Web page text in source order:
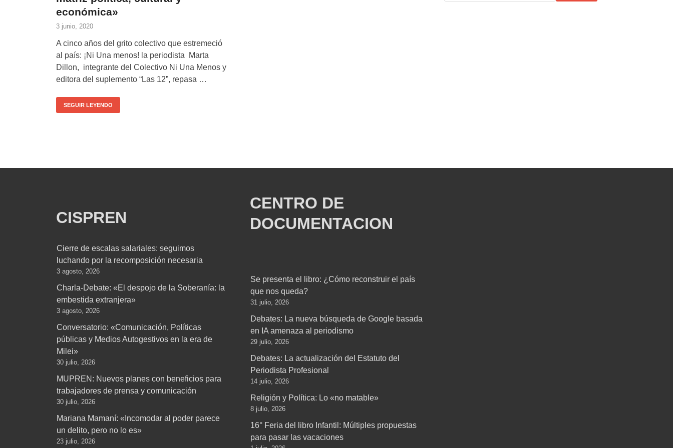
económica»
3 junio, 2020
A cinco años del grito colectivo que estremeció
al país: ¡Ni Una menos! la periodista Marta
Dillon, integrante del Colectivo Ni Una Menos y
editora del suplemento “Las 12”, repasa …
SEGUIR LEYENDO
CISPREN
Cierre de escalas salariales: seguimos
luchando por la recomposición necesaria
3 agosto, 2026
Charla-Debate: «El despojo de la Soberanía: la
embestida extranjera»
3 agosto, 2026
Conversatorio: «Comunicación, Políticas
públicas y Medios Autogestivos en la era de
Milei»
30 julio, 2026
MUPREN: Nuevos planes con beneficios para
trabajadores de prensa y comunicación
30 julio, 2026
Mariana Mamaní: «Incomodar al poder parece
un delito, pero no lo es»
23 julio, 2026
CENTRO DE
DOCUMENTACION
Se presenta el libro: ¿Cómo reconstruir el país
que nos queda?
31 julio, 2026
Debates: La nueva búsqueda de Google basada
en IA amenaza al periodismo
29 julio, 2026
Debates: La actualización del Estatuto del
Periodista Profesional
14 julio, 2026
Religión y Política: Lo «no matable»
8 julio, 2026
16° Feria del libro Infantil: Múltiples propuestas
para pasar las vacaciones